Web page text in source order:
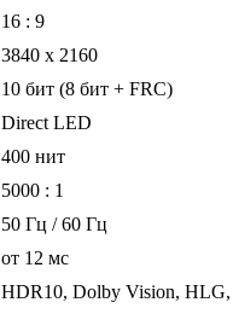
16 : 9
3840 x 2160
10 бит (8 бит + FRC)
Direct LED
400 нит
5000 : 1
50 Гц / 60 Гц
от 12 мс
HDR10, Dolby Vision,